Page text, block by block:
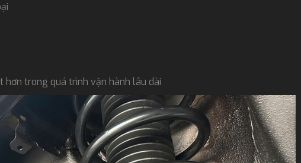
hơn trong quá trình vận hành lâu dài